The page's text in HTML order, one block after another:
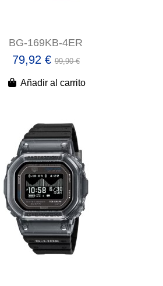
BG-169KB-4ER
79,92 €99,90 €
Añadir al carrito